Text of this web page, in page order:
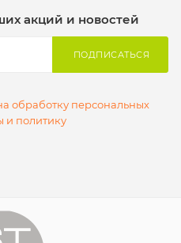
акций и новостей
ПОДПИСАТЬСЯ
обработку персональных
и политику